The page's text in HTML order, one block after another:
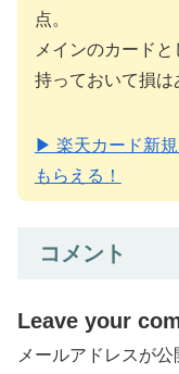
点。
メインのカード
持っておいて損は
▶ 楽天カード新
もらえる！
コメント
Leave your
メールアドレスが公